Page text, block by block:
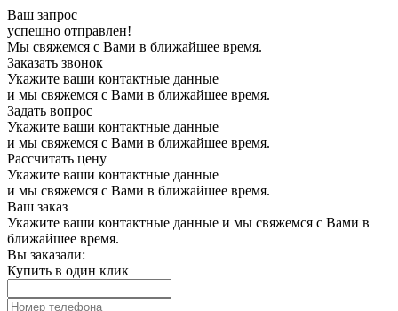
Ваш запрос
успешно отправлен!
Мы свяжемся с Вами в ближайшее время.
Заказать звонок
Укажите ваши контактные данные
и мы свяжемся с Вами в ближайшее время.
Задать вопрос
Укажите ваши контактные данные
и мы свяжемся с Вами в ближайшее время.
Рассчитать цену
Укажите ваши контактные данные
и мы свяжемся с Вами в ближайшее время.
Ваш заказ
Укажите ваши контактные данные и мы свяжемся с Вами в
ближайшее время.
Вы заказали:
Купить в один клик